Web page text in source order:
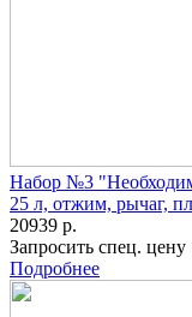
Набор №3
25 л, отжим, рычаг,
20939 р.
Запросить спец. цену
Подробнее